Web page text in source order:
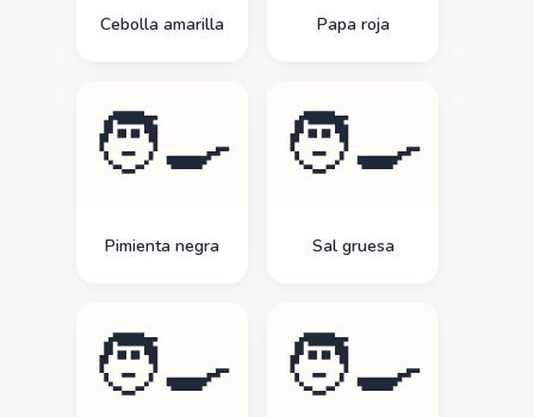
Cebolla amarilla Papa roja
🧑‍🍳
Pimienta negra
🧑‍🍳
Sal gruesa
🧑‍🍳 🧑‍🍳